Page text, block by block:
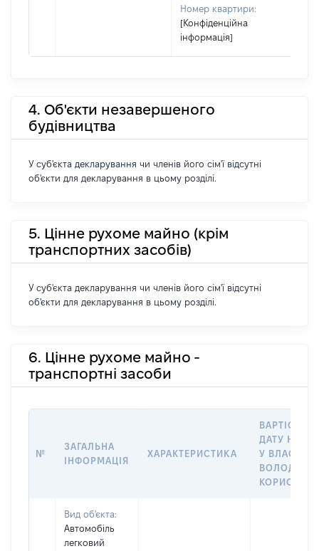
Номер квартири:
[Конфіденційна
інформація]
4. Об'єкти незавершеного
будівництва
У суб'єкта декларування чи членів його сім'ї відсутні
об'єкти для декларування в цьому розділі.
5. Цінне рухоме майно (крім
транспортних засобів)
У суб'єкта декларування чи членів його сім'ї відсутні
об'єкти для декларування в цьому розділі.
6. Цінне рухоме майно -
транспортні засоби
№
ЗАГАЛЬНА
ІНФОРМАЦІЯ
ХАРАКТЕРИСТИКА
ВАРТІСТЬ
ДАТУ
У
Вид об'єкта:
Автомобіль
легковий